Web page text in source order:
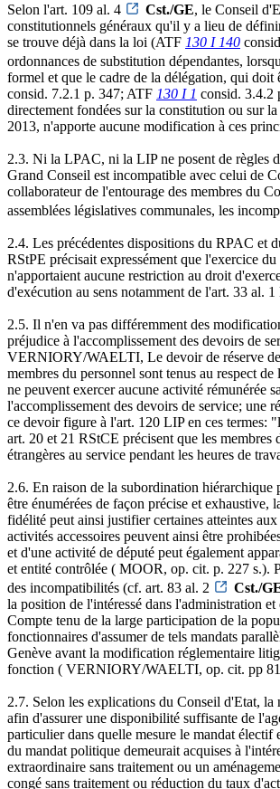
Selon l'art. 109 al. 4
Cst./GE, le Conseil
constitutionnels généraux qu'il y a lieu de
se trouve déjà dans la loi (ATF 130 I 140
ordonnances de substitution dépendantes,
formel et que le cadre de la délégation, qui
consid. 7.2.1 p. 347; ATF 130 I 1 consid. 3.4.2
directement fondées sur la constitution ou sur
2013, n'apporte aucune modification à ces
2.3. Ni la LPAC, ni la LIP ne posent de règles
Grand Conseil est incompatible avec celui de
collaborateur de l'entourage des membres du
assemblées législatives communales, les
2.4. Les précédentes dispositions du RPAC et
RStPE précisait expressément que l'exercice
n'apportaient aucune restriction au droit
d'exécution au sens notamment de l'art. 33 al.
2.5. Il n'en va pas différemment des
préjudice à l'accomplissement des devoirs de
VERNIORY/WAELTI, Le devoir de réserve
membres du personnel sont tenus au respect
ne peuvent exercer aucune activité rémunérée
l'accomplissement des devoirs de service; une
ce devoir figure à l'art. 120 LIP en ces termes:
art. 20 et 21 RStCE précisent que les
étrangères au service pendant les heures de
2.6. En raison de la subordination
être énumérées de façon précise et
fidélité peut ainsi justifier certaines atteintes
activités accessoires peuvent ainsi être
et d'une activité de député peut également
et entité contrôlée ( MOOR, op. cit. p. 227 s.).
des incompatibilités (cf. art. 83 al. 2
Cst./
la position de l'intéressé dans l'administration et
Compte tenu de la large participation de la
fonctionnaires d'assumer de tels mandats
Genève avant la modification réglementaire
fonction ( VERNIORY/WAELTI, op. cit. pp
2.7. Selon les explications du Conseil d'Etat,
afin d'assurer une disponibilité suffisante de
particulier dans quelle mesure le mandat
du mandat politique demeurait acquises à
extraordinaire sans traitement ou un
congé sans traitement ou réduction du taux